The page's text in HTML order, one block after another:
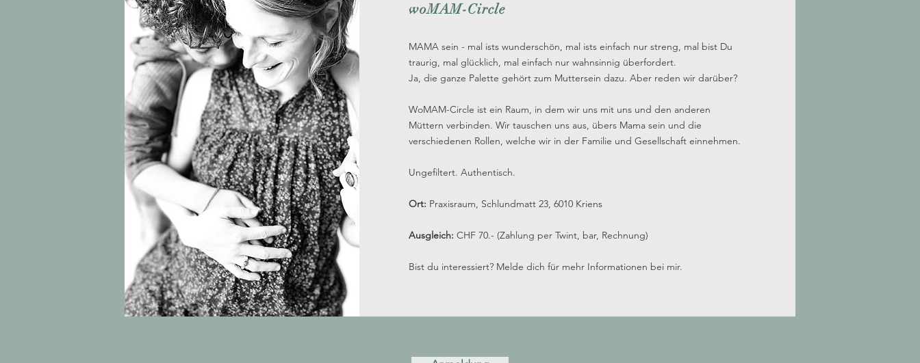
woMAM-Circle
MAMA sein - mal ists wunderschön, mal ists einfach nur streng, mal bist Du
traurig, mal glücklich, mal einfach nur wahnsinnig überfordert.
Ja, die ganze Palette gehört zum Muttersein dazu. Aber reden wir darüber?
WoMAM-Circle ist ein Raum, in dem wir uns mit uns und den anderen
Müttern verbinden. Wir tauschen uns aus, übers Mama sein und die
verschiedenen Rollen, welche wir in der Familie und Gesellschaft einnehmen.
Ungefiltert. Authentisch.
Ort: Praxisraum, Schlundmatt 23, 6010 Kriens
Ausgleich: CHF 70.- (Zahlung per Twint, bar, Rechnung)
Bist du interessiert? Melde dich für mehr Informationen bei mir.